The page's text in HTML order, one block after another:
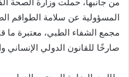
المسؤولية عن سلامة الطواقم
مجمع الشفاء الطبي، معتبرة ما
صارخًا للقانون الدولي الإنساني